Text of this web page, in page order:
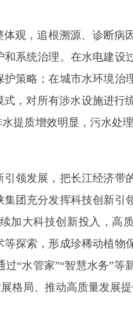
观，追根溯源、诊断病
系统治理。在水电建设
策略；在城市水环境治
，对所有涉水设施进行
提质增效明显，污水处
领发展，把长江经济带
团充分发挥科技创新引
加大科技创新投入，高
探索，形成珍稀动植物
“水管家”“智慧水务”等
格局、推动高质量发展提